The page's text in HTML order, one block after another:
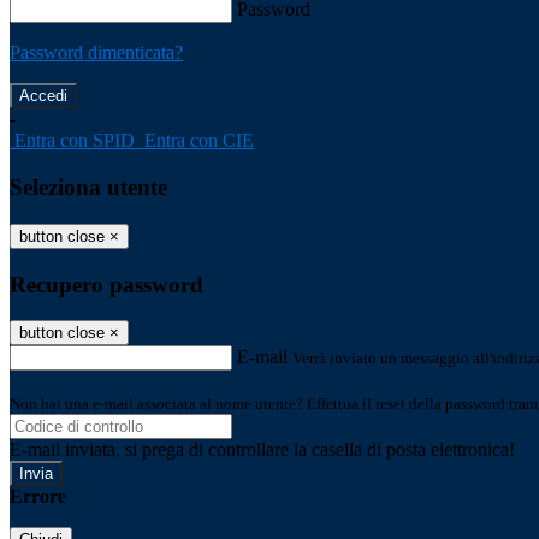
Password
Password dimenticata?
-
Entra con SPID Entra con CIE
Seleziona utente
button close ×
Recupero password
button close ×
E-mail Verrà inviato un messaggio
Non hai una e-mail associata al nome utente? Effettua il reset della password
E-mail inviata, si prega di controllare la casella di posta elettronica!
Errore